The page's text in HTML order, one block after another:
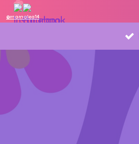
@mamalea14
Zum
springen